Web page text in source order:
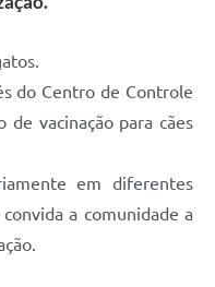
do Centro de Controle
de vacinação para cães
em diferentes
a comunidade a